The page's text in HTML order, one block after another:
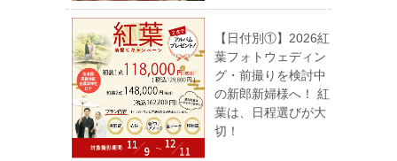
【日付別①】2026紅
葉フォトウェディン
グ・前撮りを検討中
の新郎新婦様へ！ 紅
葉は、日程選びが大
切！